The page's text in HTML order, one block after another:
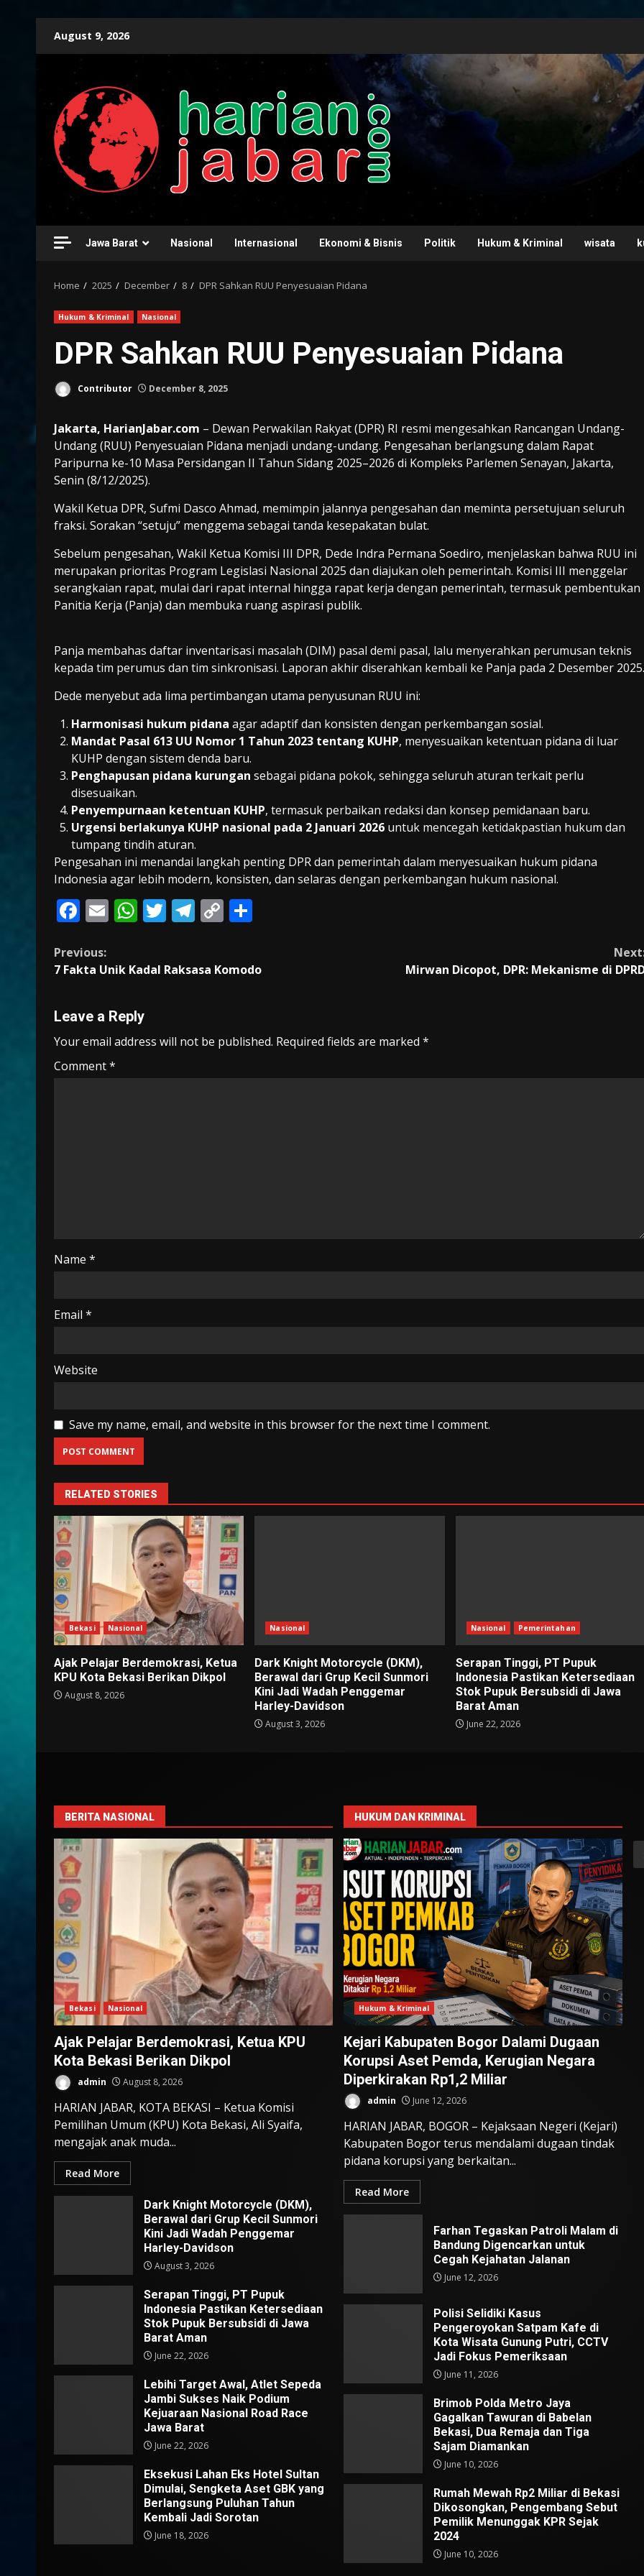
August 9, 2026
Jawa Barat Nasional Internasional Ekonomi & Bisnis Politik Hukum & Kriminal wisata
Home 2025 December 8 DPR Sahkan RUU Penyesuaian Pidana
Hukum & Kriminal Nasional
DPR Sahkan RUU Penyesuaian Pidana
Contributor December 8, 2025
Jakarta, HarianJabar.com – Dewan Perwakilan Rakyat (DPR) RI resmi mengesahkan Rancangan Undang-
Undang (RUU) Penyesuaian Pidana menjadi undang-undang. Pengesahan berlangsung dalam Rapat
Paripurna ke-10 Masa Persidangan II Tahun Sidang 2025–2026 di Kompleks Parlemen Senayan, Jakarta,
Senin (8/12/2025).
Wakil Ketua DPR, Sufmi Dasco Ahmad, memimpin jalannya pengesahan dan meminta persetujuan seluruh
fraksi. Sorakan “setuju” menggema sebagai tanda kesepakatan bulat.
Sebelum pengesahan, Wakil Ketua Komisi III DPR, Dede Indra Permana Soediro, menjelaskan bahwa RUU ini
merupakan prioritas Program Legislasi Nasional 2025 dan diajukan oleh pemerintah. Komisi III menggelar
serangkaian rapat, mulai dari rapat internal hingga rapat kerja dengan pemerintah, termasuk pembentukan
Panitia Kerja (Panja) dan membuka ruang aspirasi publik.
Panja membahas daftar inventarisasi masalah (DIM) pasal demi pasal, lalu menyerahkan perumusan teknis
kepada tim perumus dan tim sinkronisasi. Laporan akhir diserahkan kembali ke Panja pada 2 Desember 2025.
Dede menyebut ada lima pertimbangan utama penyusunan RUU ini:
Harmonisasi hukum pidana agar adaptif dan konsisten dengan perkembangan sosial.
Mandat Pasal 613 UU Nomor 1 Tahun 2023 tentang KUHP, menyesuaikan ketentuan pidana di luar
KUHP dengan sistem denda baru.
Penghapusan pidana kurungan sebagai pidana pokok, sehingga seluruh aturan terkait perlu
disesuaikan.
Penyempurnaan ketentuan KUHP, termasuk perbaikan redaksi dan konsep pemidanaan baru.
Urgensi berlakunya KUHP nasional pada 2 Januari 2026 untuk mencegah ketidakpastian hukum dan
tumpang tindih aturan.
Pengesahan ini menandai langkah penting DPR dan pemerintah dalam menyesuaikan hukum pidana
Indonesia agar lebih modern, konsisten, dan selaras dengan perkembangan hukum nasional.
F
e
b
o
k
E
l
W
s
p
p
T
er
T
gr
C
y
k
e
Continue
Previous:
7 Fakta Unik Kadal Raksasa Komodo
Mirwan Dicopot, DPR: Mekanisme di
Leave a Reply
Your email address will not be published. Required fields are marked *
Comment*
Name *
Email *
Website
Save my name, email, and website in this browser for the next time I comment.
RELATED STORIES
Bekasi Nasional
Ajak Pelajar Berdemokrasi, Ketua
KPU Kota Bekasi Berikan Dikpol
August 8, 2026
Nasional
Dark Knight Motorcycle (DKM),
Berawal dari Grup Kecil Sunmori
Kini Jadi Wadah Penggemar
Harley-Davidson
August 3, 2026
Nasional Pemerintahan
Serapan Tinggi, PT Pupuk
Indonesia Pastikan Ketersediaan
Stok Pupuk Bersubsidi di Jawa
Barat Aman
June 22, 2026
BERITA NASIONAL
Bekasi Nasional
Ajak Pelajar Berdemokrasi, Ketua KPU
Kota Bekasi Berikan Dikpol
admin August 8, 2026
HARIAN JABAR, KOTA BEKASI – Ketua Komisi
Pemilihan Umum (KPU) Kota Bekasi, Ali Syaifa,
mengajak anak muda...
Read More
Dark Knight Motorcycle (DKM),
Berawal dari Grup Kecil Sunmori
Kini Jadi Wadah Penggemar
Harley-Davidson
August 3, 2026
Serapan Tinggi, PT Pupuk
Indonesia Pastikan Ketersediaan
Stok Pupuk Bersubsidi di Jawa
Barat Aman
June 22, 2026
Lebihi Target Awal, Atlet Sepeda
Jambi Sukses Naik Podium
Kejuaraan Nasional Road Race
Jawa Barat
June 22, 2026
Eksekusi Lahan Eks Hotel Sultan
Dimulai, Sengketa Aset GBK yang
Berlangsung Puluhan Tahun
Kembali Jadi Sorotan
June 18, 2026
HUKUM DAN KRIMINAL
Hukum & Kriminal
Kejari Kabupaten Bogor Dalami Dugaan
Korupsi Aset Pemda, Kerugian Negara
Diperkirakan Rp1,2 Miliar
admin June 12, 2026
HARIAN JABAR, BOGOR – Kejaksaan Negeri (Kejari)
Kabupaten Bogor terus mendalami dugaan tindak
pidana korupsi yang berkaitan...
Read More
Farhan Tegaskan Patroli Malam di
Bandung Digencarkan untuk
Cegah Kejahatan Jalanan
June 12, 2026
Polisi Selidiki Kasus
Pengeroyokan Satpam Kafe di
Kota Wisata Gunung Putri, CCTV
Jadi Fokus Pemeriksaan
June 11, 2026
Brimob Polda Metro Jaya
Gagalkan Tawuran di Babelan
Bekasi, Dua Remaja dan Tiga
Sajam Diamankan
June 10, 2026
Rumah Mewah Rp2 Miliar di Bekasi
Dikosongkan, Pengembang Sebut
Pemilik Menunggak KPR Sejak
2024
June 10, 2026